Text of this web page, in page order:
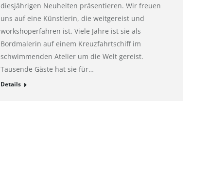
diesjährigen Neuheiten präsentieren. Wir freuen
uns auf eine Künstlerin, die weitgereist und
workshoperfahren ist. Viele Jahre ist sie als
Bordmalerin auf einem Kreuzfahrtschiff im
schwimmenden Atelier um die Welt gereist.
Tausende Gäste hat sie für…
Details